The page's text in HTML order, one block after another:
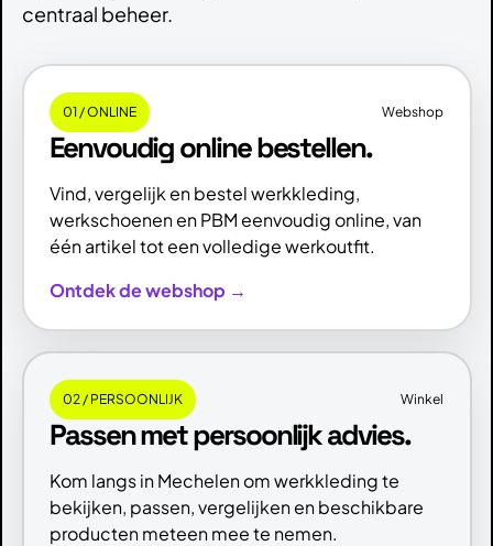
centraal beheer.
01 / ONLINE Webshop
Eenvoudig online bestellen.
Vind, vergelijk en bestel werkkleding,
werkschoenen en PBM eenvoudig online, van
één artikel tot een volledige werkoutfit.
Ontdek de webshop →
02 / PERSOONLIJK Winkel
Passen met persoonlijk advies.
Kom langs in Mechelen om werkkleding te
bekijken, passen, vergelijken en beschikbare
producten meteen mee te nemen.